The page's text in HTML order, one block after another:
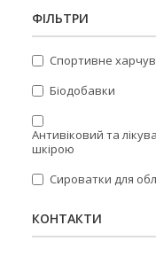
ФІЛЬТРИ
Спортивне
Біодобавки
Антивіковий та
шкірою
Сироватки для
КОНТАКТИ